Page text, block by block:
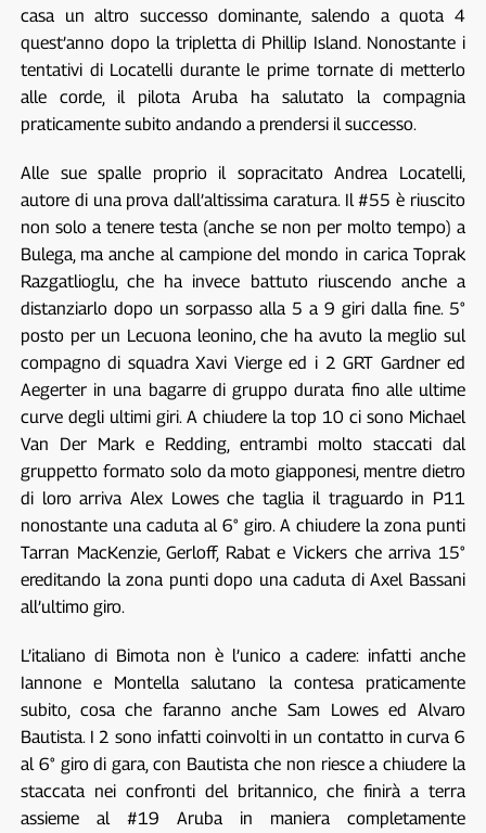
casa un altro successo dominante, salendo a quota 4
quest’anno dopo la tripletta di Phillip Island. Nonostante i
tentativi di Locatelli durante le prime tornate di metterlo
alle corde, il pilota Aruba ha salutato la compagnia
praticamente subito andando a prendersi il successo.
Alle sue spalle proprio il sopracitato Andrea Locatelli,
autore di una prova dall’altissima caratura. Il #55 è riuscito
non solo a tenere testa (anche se non per molto tempo) a
Bulega, ma anche al campione del mondo in carica Toprak
Razgatlioglu, che ha invece battuto riuscendo anche a
distanziarlo dopo un sorpasso alla 5 a 9 giri dalla fine. 5°
posto per un Lecuona leonino, che ha avuto la meglio sul
compagno di squadra Xavi Vierge ed i 2 GRT Gardner ed
Aegerter in una bagarre di gruppo durata fino alle ultime
curve degli ultimi giri. A chiudere la top 10 ci sono Michael
Van Der Mark e Redding, entrambi molto staccati dal
gruppetto formato solo da moto giapponesi, mentre dietro
di loro arriva Alex Lowes che taglia il traguardo in P11
nonostante una caduta al 6° giro. A chiudere la zona punti
Tarran MacKenzie, Gerloff, Rabat e Vickers che arriva 15°
ereditando la zona punti dopo una caduta di Axel Bassani
all’ultimo giro.
L’italiano di Bimota non è l’unico a cadere: infatti anche
Iannone e Montella salutano la contesa praticamente
subito, cosa che faranno anche Sam Lowes ed Alvaro
Bautista. I 2 sono infatti coinvolti in un contatto in curva 6
al 6° giro di gara, con Bautista che non riesce a chiudere la
staccata nei confronti del britannico, che finirà a terra
assieme al #19 Aruba in maniera completamente